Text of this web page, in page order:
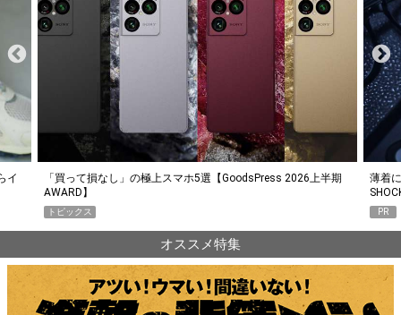
イ
「買って損なし」の極上スマホ5選【GoodsPress 2026上半期
AWARD】
トピックス
薄着
PR
オススメ特集